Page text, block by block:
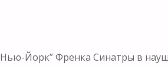
Йорк” Френка Синатры в